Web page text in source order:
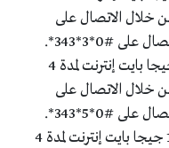
خلال الاتصال على
حياك 5 ريال: تعطي لك الباقة 6 جيجا بايت إنترنت لمدة 4
خلال الاتصال على
حياك 10 ريال: تعطي لك الباقة 15 جيجا بايت إنترنت لمدة 4